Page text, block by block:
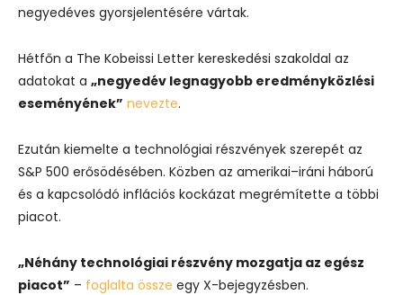
negyedéves gyorsjelentésére vártak.
Hétfőn a The Kobeissi Letter kereskedési szakoldal az
adatokat a „negyedév legnagyobb eredményközlési
eseményének” nevezte.
Ezután kiemelte a technológiai részvények szerepét az
S&P 500 erősödésében. Közben az amerikai–iráni háború
és a kapcsolódó inflációs kockázat megrémítette a többi
piacot.
„Néhány technológiai részvény mozgatja az egész
piacot” – foglalta össze egy X-bejegyzésben.